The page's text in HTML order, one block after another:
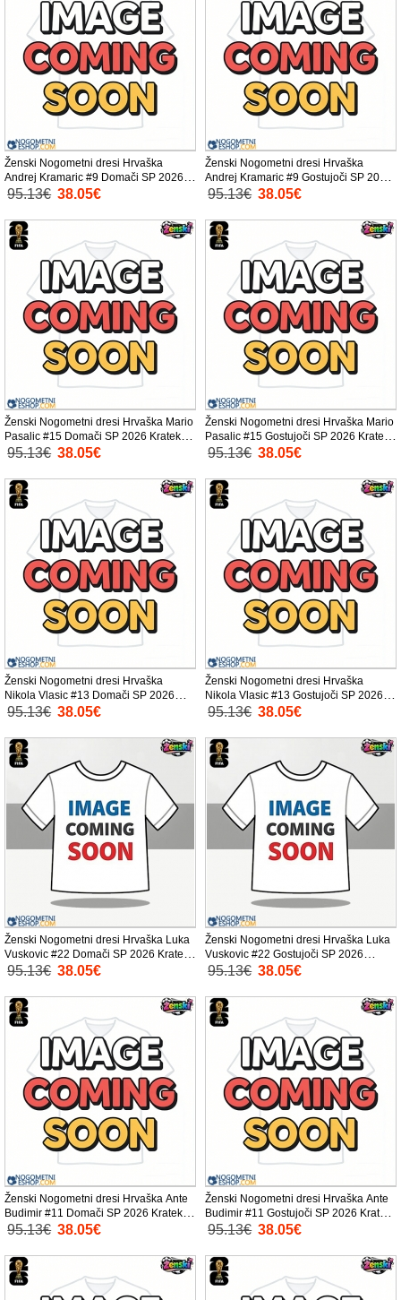
Ženski Nogometni dresi Hrvaška
Andrej Kramaric #9 Domači SP 2026
Kratek Rokav
95.13€ 38.05€
Ženski Nogometni dresi Hrvaška
Andrej Kramaric #9 Gostujoči SP 2026
Kratek Rokav
95.13€ 38.05€
Ženski Nogometni dresi Hrvaška Mario
Pasalic #15 Domači SP 2026 Kratek
Rokav
95.13€ 38.05€
Ženski Nogometni dresi Hrvaška Mario
Pasalic #15 Gostujoči SP 2026 Kratek
Rokav
95.13€ 38.05€
Ženski Nogometni dresi Hrvaška
Nikola Vlasic #13 Domači SP 2026
Kratek Rokav
95.13€ 38.05€
Ženski Nogometni dresi Hrvaška
Nikola Vlasic #13 Gostujoči SP 2026
Kratek Rokav
95.13€ 38.05€
Ženski Nogometni dresi Hrvaška Luka
Vuskovic #22 Domači SP 2026 Kratek
Rokav
95.13€ 38.05€
Ženski Nogometni dresi Hrvaška Luka
Vuskovic #22 Gostujoči SP 2026
Kratek Rokav
95.13€ 38.05€
Ženski Nogometni dresi Hrvaška Ante
Budimir #11 Domači SP 2026 Kratek
Rokav
95.13€ 38.05€
Ženski Nogometni dresi Hrvaška Ante
Budimir #11 Gostujoči SP 2026 Kratek
Rokav
95.13€ 38.05€